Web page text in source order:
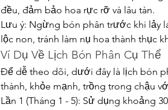
đều, đảm bảo hoa rực rỡ và lâu tàn.
Lưu ý: Ngừng bón phân trước khi lảy
lộc non, tránh làm nụ hoa thành thục
Ví Dụ Về Lịch Bón Phân Cụ Thể
Để dễ theo dõi, dưới đây là lịch bón
thành, khỏe mạnh, trồng trong chậu
Lần 1 (Tháng 1 - 5): Sử dụng khoảng